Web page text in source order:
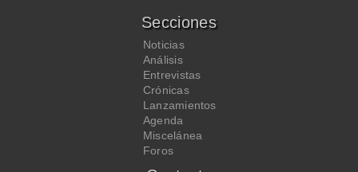
Secciones
Noticias
Análisis
Entrevistas
Crónicas
Lanzamientos
Agenda
Miscelánea
Foros